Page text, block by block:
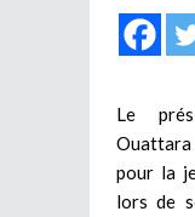
Le
pour la
lors de